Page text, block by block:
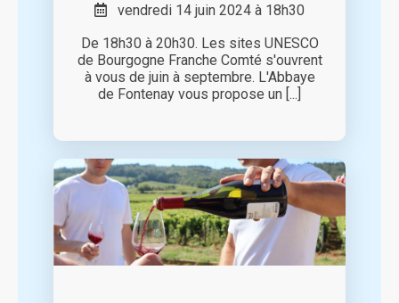
vendredi 14 juin 2024 à 18h30
De 18h30 à 20h30. Les sites UNESCO
de Bourgogne Franche Comté s'ouvrent
à vous de juin à septembre. L'Abbaye
de Fontenay vous propose un [...]